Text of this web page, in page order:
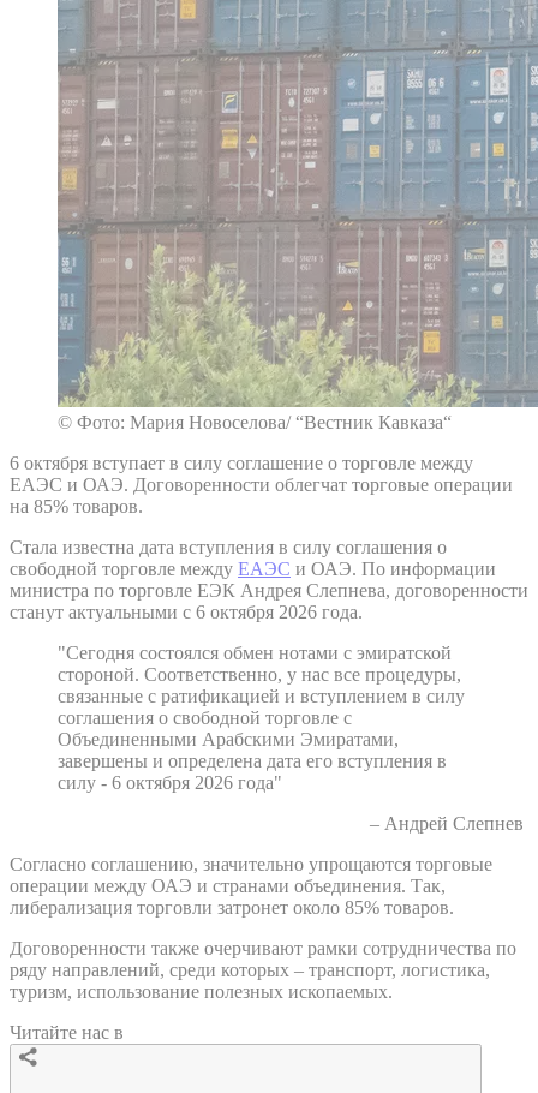
© Фото: Мария Новоселова/ “Вестник Кавказа“
6 октября вступает в силу соглашение о торговле между
ЕАЭС и ОАЭ. Договоренности облегчат торговые операции
на 85% товаров.
Стала известна дата вступления в силу соглашения о
свободной торговле между ЕАЭС и ОАЭ. По информации
министра по торговле ЕЭК Андрея Слепнева, договоренности
станут актуальными с 6 октября 2026 года.
"Сегодня состоялся обмен нотами с эмиратской
стороной. Соответственно, у нас все процедуры,
связанные с ратификацией и вступлением в силу
соглашения о свободной торговле с
Объединенными Арабскими Эмиратами,
завершены и определена дата его вступления в
силу - 6 октября 2026 года"
– Андрей Слепнев
Согласно соглашению, значительно упрощаются торговые
операции между ОАЭ и странами объединения. Так,
либерализация торговли затронет около 85% товаров.
Договоренности также очерчивают рамки сотрудничества по
ряду направлений, среди которых – транспорт, логистика,
туризм, использование полезных ископаемых.
Читайте нас в